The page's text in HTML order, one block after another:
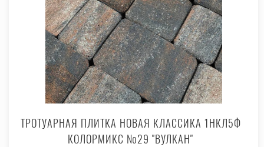
ТРОТУАРНАЯ ПЛИТКА НОВАЯ КЛАССИКА 1НКЛ5Ф
КОЛОРМИКС №29 "ВУЛКАН"